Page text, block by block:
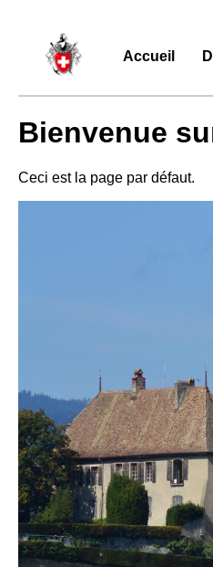
Accueil
Bienvenue
Ceci est la page par défaut.